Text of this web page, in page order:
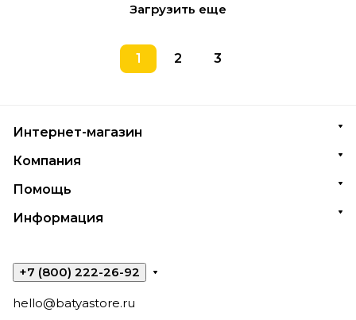
Загрузить еще
1 2 3
Интернет-магазин
Компания
Помощь
Информация
+7 (800) 222-26-92
hello@batyastore.ru